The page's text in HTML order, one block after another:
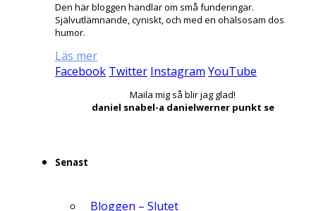
Den här bloggen handlar om små funderingar.
Självutlämnande, cyniskt, och med en ohälsosam dos
humor.
Läs mer
Facebook Twitter Instagram YouTube
Maila mig så blir jag glad!
daniel snabel-a danielwerner punkt se
Senast
Bloggen – Slutet